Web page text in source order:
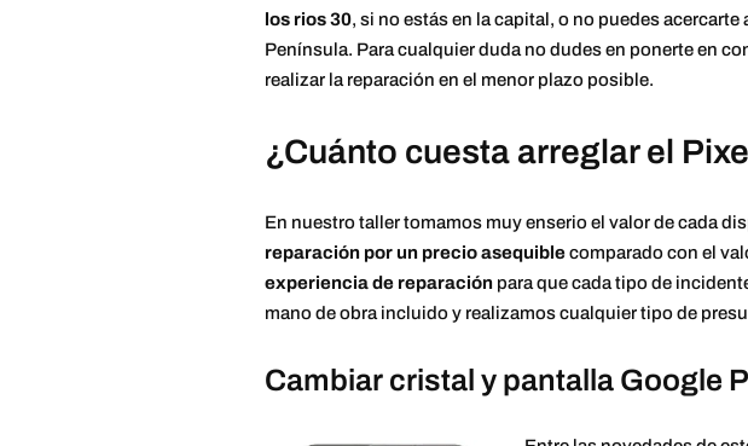
los rios 30, si no estás en la capital, o no puedes
Península. Para cualquier duda no dudes en ponerte en
realizar la reparación en el menor plazo posible.
¿Cuánto cuesta arreglar el
En nuestro taller tomamos muy enserio el valor de cada
reparación por un precio asequiblecomparado con el
experiencia de reparación para que cada tipo de
mano de obra incluido y realizamos cualquier tipo de
Cambiar cristal y pantalla Google